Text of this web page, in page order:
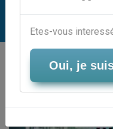
Etes-vous
Oui, je